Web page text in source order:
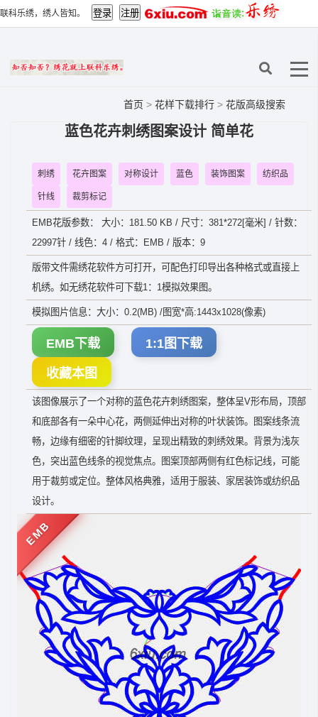
联科乐绣，绣人皆知。
首页 > 花样下载排行 > 花版高级搜索
蓝色花卉刺绣图案设计 简单花
刺绣 花卉图案 对称设计 蓝色 装饰图案 纺织品
针线 裁剪标记
EMB花版参数： 大小：181.50 KB / 尺寸：381*272[毫米] / 针数：
22997针 / 线色：4 / 格式：EMB / 版本：9
版带文件需绣花软件方可打开，可配色打印导出各种格式或直接上
机绣。如无绣花软件可下载1：1模拟效果图。
模拟图片信息：大小：0.2(MB) /图宽*高:1443x1028(像素)
EMB下载 1:1图下载
收藏本图
该图像展示了一个对称的蓝色花卉刺绣图案，整体呈V形布局，顶部
和底部各有一朵中心花，两侧延伸出对称的叶状装饰。图案线条流
畅，边缘有细密的针脚纹理，呈现出精致的刺绣效果。背景为浅灰
色，突出蓝色线条的视觉焦点。图案顶部两侧有红色标记线，可能
用于裁剪或定位。整体风格典雅，适用于服装、家居装饰或纺织品
设计。
EMB